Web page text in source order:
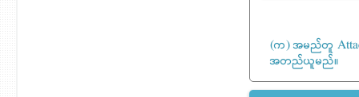
(က) အမည်တူ
အတည်ယူမည်။